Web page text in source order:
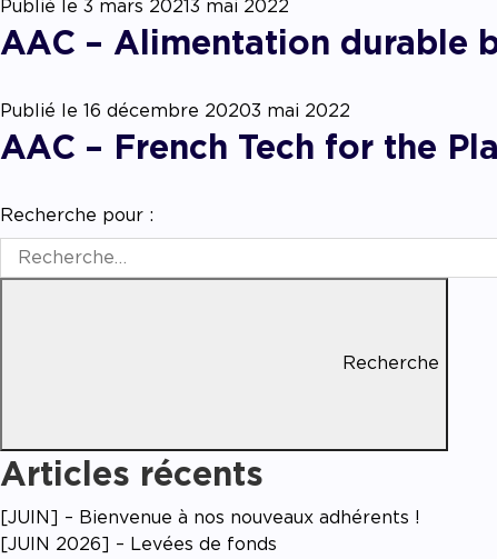
Publié le 3 mars 20213 mai 2022
AAC – Alimentation durable
Publié le 16 décembre 20203 mai 2022
AAC – French Tech for the
Recherche pour :
Recherche
Articles récents
[JUIN] – Bienvenue à nos nouveaux adhérents !
[JUIN 2026] – Levées de fonds